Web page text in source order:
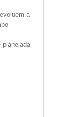
a
planejada